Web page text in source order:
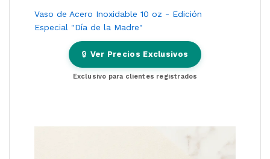
Vaso de Acero Inoxidable 10 oz - Edición
Especial "Día de la Madre"
🔒 Ver Precios Exclusivos
Exclusivo para clientes registrados